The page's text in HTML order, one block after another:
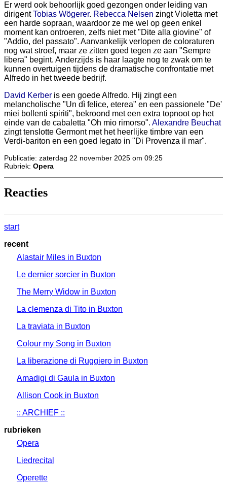
Er werd ook behoorlijk goed gezongen onder leiding van
dirigentTobias Wögerer. Rebecca Nelsen zingt Violetta met
een harde sopraan, waardoor ze me wel op geen enkel
moment kan ontroeren, zelfs niet met "Dite alla giovine" of
"Addio, del passato". Aanvankelijk verlopen de coloraturen
nog wat stroef, maar ze zitten goed tegen ze aan "Sempre
libera" begint. Anderzijds is haar laagte nog te zwak om te
kunnen overtuigen tijdens de dramatische confrontatie met
Alfredo in het tweede bedrijf.
David Kerber is een goede Alfredo. Hij zingt een
melancholische "Un dì felice, eterea" en een passionele "De'
miei bollenti spiriti", bekroond met een extra topnoot op het
einde van de cabaletta "Oh mio rimorso". Alexandre Beuchat
zingt tenslotte Germont met het heerlijke timbre van een
Verdi-bariton en een goed legato in "Di Provenza il mar".
Publicatie: zaterdag 22 november 2025 om 09:25
Rubriek: Opera
Reacties
start
recent
Alastair Miles in Buxton
Le dernier sorcier in Buxton
The Merry Widow in Buxton
La clemenza di Tito in Buxton
La traviata in Buxton
Colour my Song in Buxton
La liberazione di Ruggiero in Buxton
Amadigi di Gaula in Buxton
Allison Cook in Buxton
:: ARCHIEF ::
rubrieken
Opera
Liedrecital
Operette